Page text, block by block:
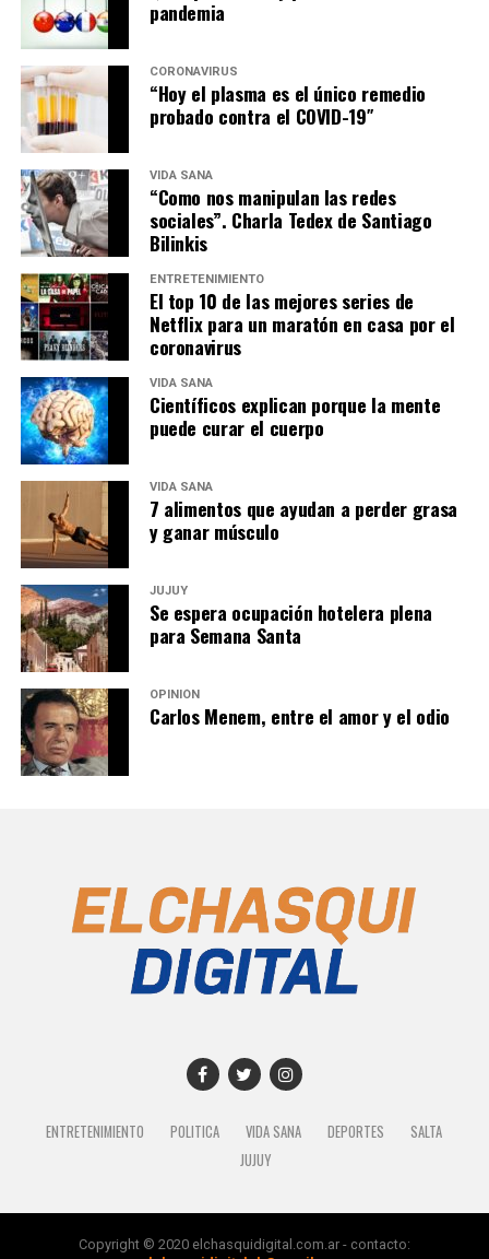
pandemia
CORONAVIRUS
“Hoy el plasma es el único remedio
probado contra el COVID-19″
VIDA SANA
“Como nos manipulan las redes
sociales”. Charla Tedex de Santiago
Bilinkis
ENTRETENIMIENTO
El top 10 de las mejores series de
Netflix para un maratón en casa por el
coronavirus
VIDA SANA
Científicos explican porque la mente
puede curar el cuerpo
VIDA SANA
7 alimentos que ayudan a perder grasa
y ganar músculo
JUJUY
Se espera ocupación hotelera plena
para Semana Santa
OPINIÓN
Carlos Menem, entre el amor y el odio
ENTRETENIMIENTO POLITICA VIDA SANA DEPORTES
SALTA
JUJUY
Copyright © 2020 elchasquidigital.com.ar - contacto: